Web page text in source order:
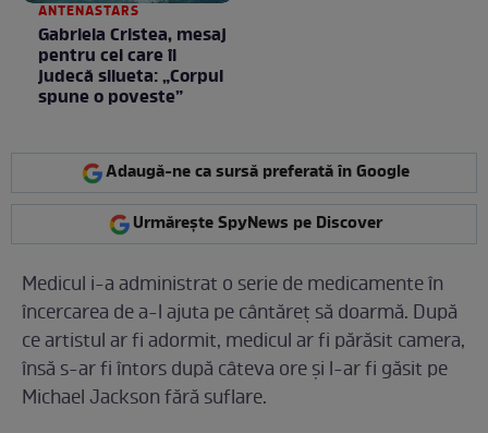
ANTENASTARS
Gabriela Cristea, mesaj
pentru cei care îi
judecă silueta: „Corpul
spune o poveste”
Adaugă-ne ca sursă preferată în Google
Urmărește SpyNews pe Discover
Medicul i-a administrat o serie de medicamente în
încercarea de a-l ajuta pe cântăreț să doarmă. După
ce artistul ar fi adormit, medicul ar fi părăsit camera,
însă s-ar fi întors după câteva ore și l-ar fi găsit pe
Michael Jackson fără suflare.